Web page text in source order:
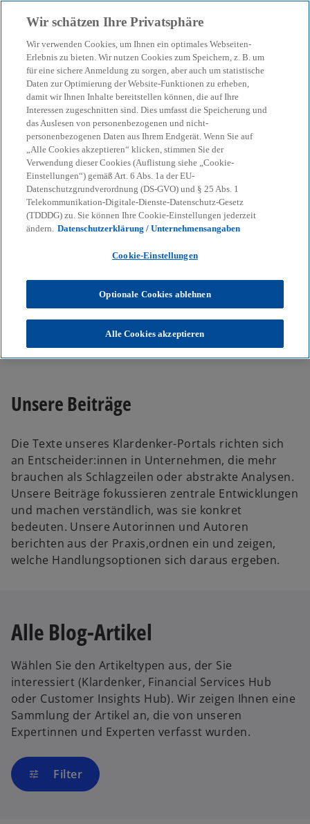
menu search
Unser Blog – Insights für
Ihre nächsten
Entscheidungen
Wir helfen Ihnen, den Überblick zu behalten
bei geopolitischen Verschiebungen, neuen
Unser Blog – Insights für Ihre nächsten Entscheidungen
Unsere Beiträge
Die Texte unseres Klardenker-Portals richten sich
an Entscheider:innen in Unternehmen, die mehr
brauchen als Schlagzeilen oder abstrakte Analysen.
Unsere Beiträge fokussieren zentrale Entwicklungen
und machen verständlich, was sie konkret
bedeuten. Unsere Autorinnen und Autoren
berichten aus der Praxis,ordnen ein und zeigen,
welche Handlungsoptionen sich daraus ergeben.
Alle Blog-Artikel
Wählen Sie den Artikeltypen aus, der Sie
interessiert (Klardenker, Financial Services Hub
oder Customer Insights Hub). Wir zeigen Ihnen eine
Sammlung der Artikel an, die von unseren
Expertinnen und Experten verfasst wurden.
tune Filter
Wir schätzen Ihre Privatsphäre
Wir verwenden Cookies, um Ihnen ein optimales Webseiten-
Erlebnis zu bieten. Wir nutzen Cookies zum Speichern, z. B. um
für eine sichere Anmeldung zu sorgen, aber auch um statistische
Daten zur Optimierung der Website-Funktionen zu erheben,
damit wir Ihnen Inhalte bereitstellen können, die auf Ihre
Interessen zugeschnitten sind. Dies umfasst die Speicherung und
das Auslesen von personenbezogenen und nicht-
personenbezogenen Daten aus Ihrem Endgerät. Wenn Sie auf
„Alle Cookies akzeptieren“ klicken, stimmen Sie der
Verwendung dieser Cookies (Auflistung siehe „Cookie-
Einstellungen“) gemäß Art. 6 Abs. 1a der EU-
Datenschutzgrundverordnung (DS-GVO) und § 25 Abs. 1
Telekommunikation-Digitale-Dienste-Datenschutz-Gesetz
(TDDDG) zu. Sie können Ihre Cookie-Einstellungen jederzeit
ändern. Datenschutzerklärung / Unternehmensangaben
Cookie-Einstellungen
Optionale Cookies ablehnen
Alle Cookies akzeptieren